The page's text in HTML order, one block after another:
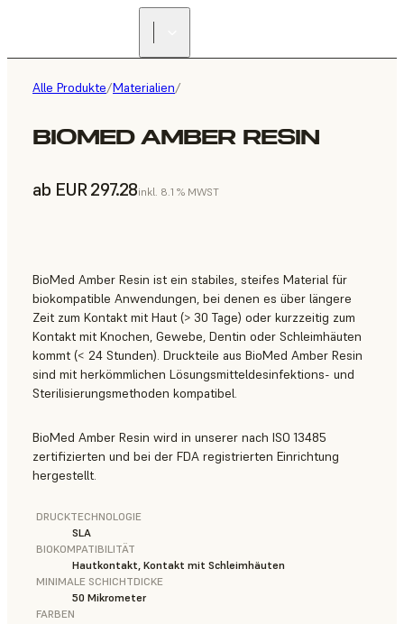
Alle Produkte/Materialien/
BIOMED AMBER RESIN
ab EUR 297.28inkl. 8.1 % MWST
BioMed Amber Resin ist ein stabiles, steifes Material für
biokompatible Anwendungen, bei denen es über längere
Zeit zum Kontakt mit Haut (> 30 Tage) oder kurzzeitig zum
Kontakt mit Knochen, Gewebe, Dentin oder Schleimhäuten
kommt (< 24 Stunden). Druckteile aus BioMed Amber Resin
sind mit herkömmlichen Lösungsmitteldesinfektions- und
Sterilisierungsmethoden kompatibel.
BioMed Amber Resin wird in unserer nach ISO 13485
zertifizierten und bei der FDA registrierten Einrichtung
hergestellt.
DRUCKTECHNOLOGIE
SLA
BIOKOMPATIBILITÄT
Hautkontakt, Kontakt mit Schleimhäuten
MINIMALE SCHICHTDICKE
50 Mikrometer
FARBEN